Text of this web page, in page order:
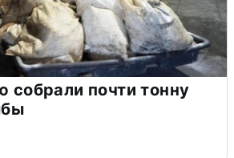
почти тонну